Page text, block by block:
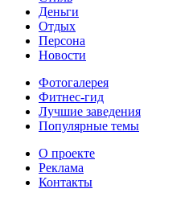
Деньги
Отдых
Персона
Новости
Фотогалерея
Фитнес-гид
Лучшие заведения
Популярные темы
О проекте
Реклама
Контакты